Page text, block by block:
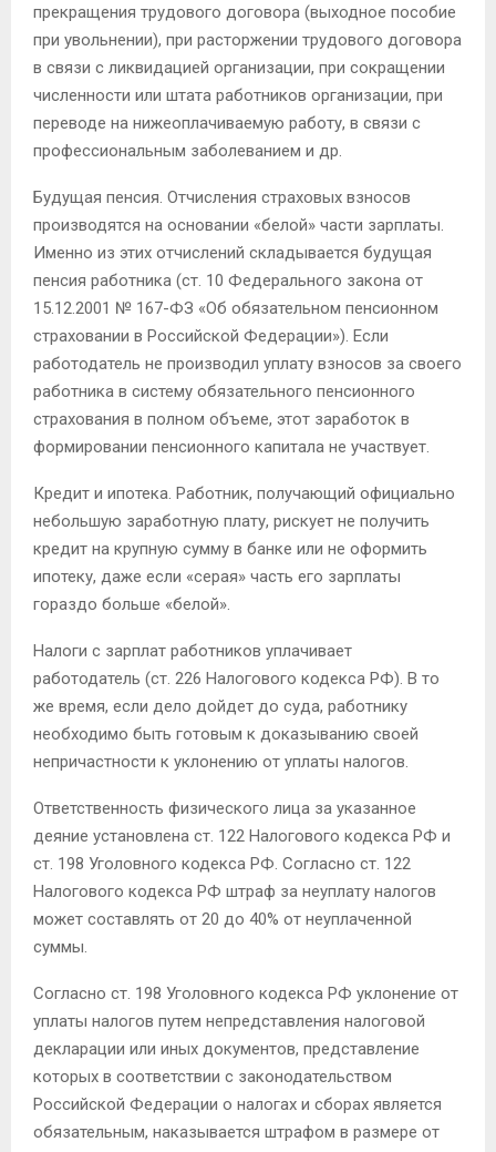
прекращения трудового договора (выходное пособие
при увольнении), при расторжении трудового договора
в связи с ликвидацией организации, при сокращении
численности или штата работников организации, при
переводе на нижеоплачиваемую работу, в связи с
профессиональным заболеванием и др.
Будущая пенсия. Отчисления страховых взносов
производятся на основании «белой» части зарплаты.
Именно из этих отчислений складывается будущая
пенсия работника (ст. 10 Федерального закона от
15.12.2001 № 167-ФЗ «Об обязательном пенсионном
страховании в Российской Федерации»). Если
работодатель не производил уплату взносов за своего
работника в систему обязательного пенсионного
страхования в полном объеме, этот заработок в
формировании пенсионного капитала не участвует.
Кредит и ипотека. Работник, получающий официально
небольшую заработную плату, рискует не получить
кредит на крупную сумму в банке или не оформить
ипотеку, даже если «серая» часть его зарплаты
гораздо больше «белой».
Налоги с зарплат работников уплачивает
работодатель (ст. 226 Налогового кодекса РФ). В то
же время, если дело дойдет до суда, работнику
необходимо быть готовым к доказыванию своей
непричастности к уклонению от уплаты налогов.
Ответственность физического лица за указанное
деяние установлена ст. 122 Налогового кодекса РФ и
ст. 198 Уголовного кодекса РФ. Согласно ст. 122
Налогового кодекса РФ штраф за неуплату налогов
может составлять от 20 до 40% от неуплаченной
суммы.
Согласно ст. 198 Уголовного кодекса РФ уклонение от
уплаты налогов путем непредставления налоговой
декларации или иных документов, представление
которых в соответствии с законодательством
Российской Федерации о налогах и сборах является
обязательным, наказывается штрафом в размере от